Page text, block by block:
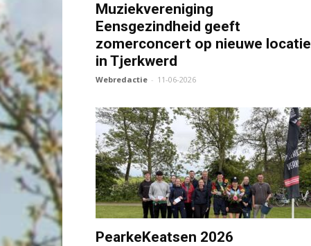
Muziekvereniging
Eensgezindheid geeft
zomerconcert op nieuwe locatie
in Tjerkwerd
Webredactie - 11-06-2026
PearkeKeatsen 2026